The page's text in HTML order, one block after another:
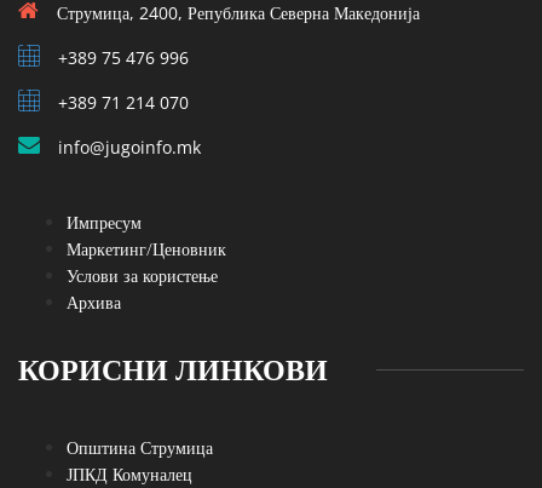
Струмица, 2400, Република Северна Македонија
+389 75 476 996
+389 71 214 070
info@jugoinfo.mk
Импресум
Маркетинг/Ценовник
Услови за користење
Архива
КОРИСНИ ЛИНКОВИ
Општина Струмица
ЈПКД Комуналец